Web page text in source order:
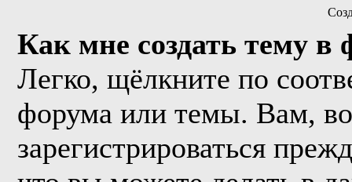
Как мне создать тему в
Легко, щёлкните по
форума или темы. Вам,
зарегистрироваться